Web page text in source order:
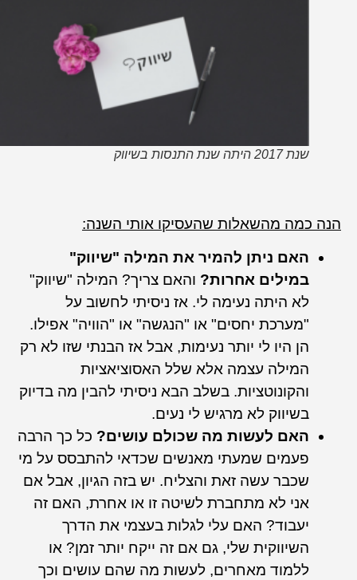
שנת 2017 היתה שנת התנסות בשיווק
הנה כמה מהשאלות שהעסיקו אותי השנה:
האם ניתן להמיר את המילה "שיווק"
במילים אחרות?והאם צריך? המילה "שיווק"
לא היתה נעימה לי. אז ניסיתי לחשוב על
"מערכת יחסים" או "הנגשה" או "הוויה" אפילו.
הן היו לי יותר נעימות, אבל אז הבנתי שזו לא רק
המילה עצמה אלא שלל האסוציאציות
והקונוטציות. בשלב הבא ניסיתי להבין מה בדיוק
בשיווק לא מרגיש לי נעים.
האם לעשות מה שכולם עושים?כל כך הרבה
פעמים שמעתי מאנשים שכדאי להתבסס על מי
שכבר עשה זאת והצליח. יש בזה הגיון, אבל אם
אני לא מתחברת לשיטה זו או אחרת, האם זה
יעבוד? האם עלי לגלות בעצמי את הדרך
השיווקית שלי, גם אם זה ייקח יותר זמן? או
ללמוד מאחרים, לעשות מה שהם עושים וכך